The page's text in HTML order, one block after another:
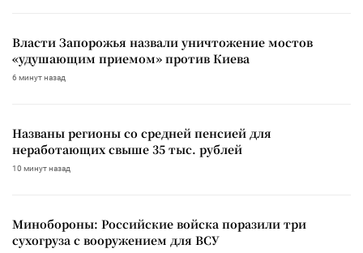
Власти Запорожья назвали уничтожение мостов
«удушающим приемом» против Киева
6 минут назад
Названы регионы со средней пенсией для
неработающих свыше 35 тыс. рублей
10 минут назад
Минобороны: Российские войска поразили три
сухогруза с вооружением для ВСУ